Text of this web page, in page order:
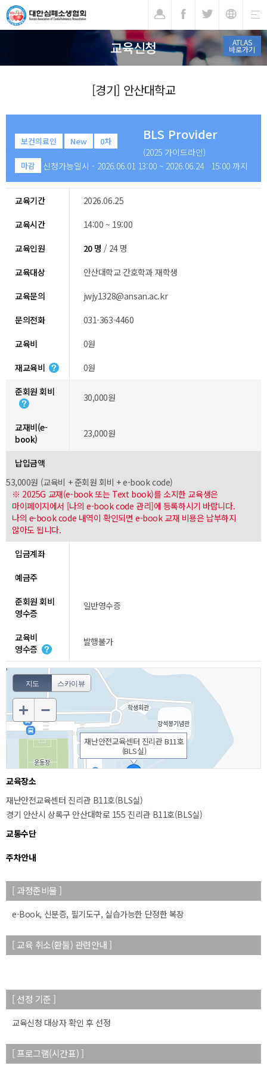
ATLAS
바로가기
교육신청
[경기] 안산대학교
보건의료인 New 0차 BLS Provider
(2025 가이드라인)
마감 신청가능일시 - 2026.06.01 13:00 ~ 2026.06.24 15:00 까지
교육기간
2026.06.25
교육시간
14:00 ~ 19:00
교육인원
20 명 / 24 명
교육대상
안산대학교 간호학과 재학생
교육문의
jwjy1328@ansan.ac.kr
문의전화
031-363-4460
교육비
0원
재교육비
0원
준회원 회비
30,000원
교재비(e-
book)
23,000원
납입금액
53,000원 (교육비 + 준회원 회비 + e-book code)
※ 2025G 교재(e-book 또는 Text book)를 소지한 교육생은
마이페이지에서 [나의 e-book code 관리]에 등록하시기 바랍니다.
나의 e-book code 내역이 확인되면 e-book 교재 비용은 납부하지
않아도 됩니다.
입금계좌
예금주
준회원 회비
영수증
일반영수증
교육비
영수증
발행불가
지도 스카이뷰
재난안전교육센터 진리관 B11호
(BLS실)
50m
교육장소
재난안전교육센터 진리관 B11호(BLS실)
경기 안산시 상록구 안산대학로 155 진리관 B11호(BLS실)
교통수단
주차안내
[ 과정준비물 ]
e-Book, 신분증, 필기도구, 실습가능한 단정한 복장
[ 교육 취소(환불) 관련안내 ]
[ 선정 기준 ]
교육신청 대상자 확인 후 선정
[ 프로그램(시간표) ]